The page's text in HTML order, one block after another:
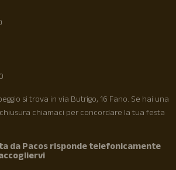
si trova in via Butrigo, 16 Fano. Se hai una
chiamaci per concordare la tua festa
da Pacos risponde telefonicamente